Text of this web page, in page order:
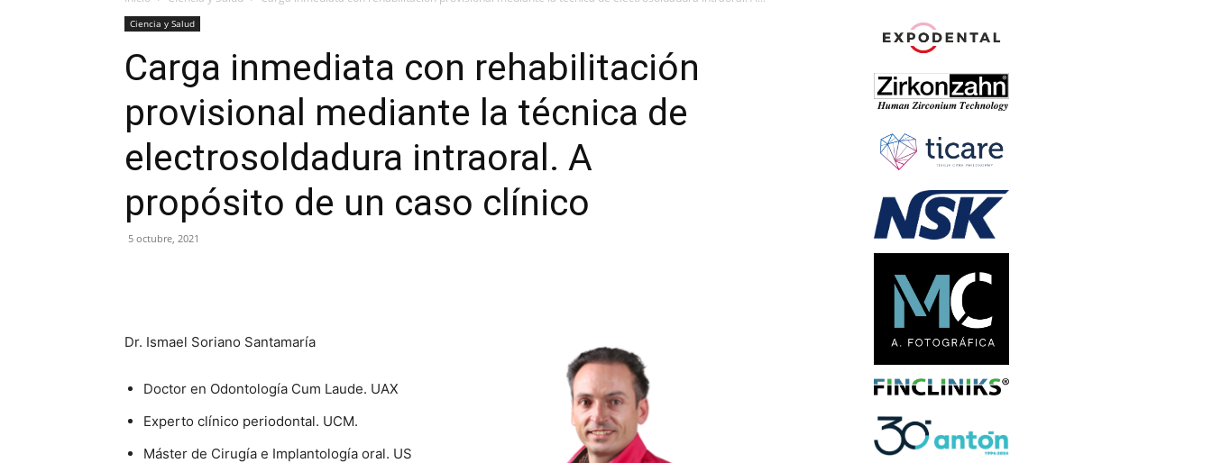
Ciencia y Salud
Carga inmediata con rehabilitación
provisional mediante la técnica de
electrosoldadura intraoral. A
propósito de un caso clínico
5 octubre, 2021
Dr. Ismael Soriano Santamaría
Doctor en Odontología Cum Laude. UAX
Experto clínico periodontal. UCM.
Máster de Cirugía e Implantología oral. US